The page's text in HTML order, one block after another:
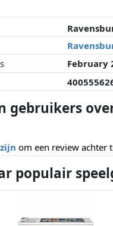
Alleen bij gelijke prijzen
February
gebruikers
om een review achter
populair